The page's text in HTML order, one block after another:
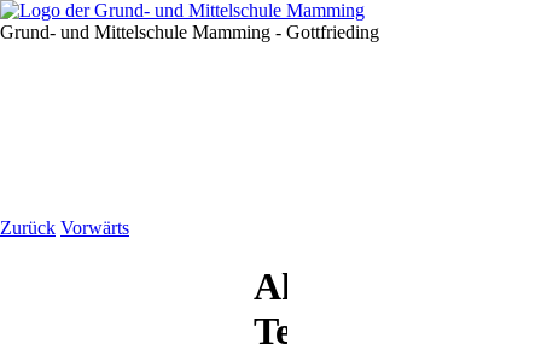
Grund- und Mittelschule Mamming - Gottfrieding
Zurück Vorwärts
Aktuelle
Termine